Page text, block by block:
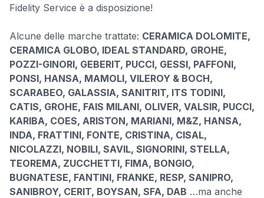
Fidelity Service è a disposizione!
Alcune delle marche trattate: CERAMICA DOLOMITE,
CERAMICA GLOBO, IDEAL STANDARD, GROHE,
POZZI-GINORI, GEBERIT, PUCCI, GESSI, PAFFONI,
PONSI, HANSA, MAMOLI, VILEROY & BOCH,
SCARABEO, GALASSIA, SANITRIT, ITS TODINI,
CATIS, GROHE, FAIS MILANI, OLIVER, VALSIR, PUCCI,
KARIBA, COES, ARISTON, MARIANI, M&Z, HANSA,
INDA, FRATTINI, FONTE, CRISTINA, CISAL,
NICOLAZZI, NOBILI, SAVIL, SIGNORINI, STELLA,
TEOREMA, ZUCCHETTI, FIMA, BONGIO,
BUGNATESE, FANTINI, FRANKE, RESP, SANIPRO,
SANIBROY, CERIT, BOYSAN, SFA, DAB …ma anche